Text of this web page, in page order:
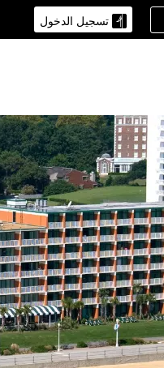
تسجيل الدخول